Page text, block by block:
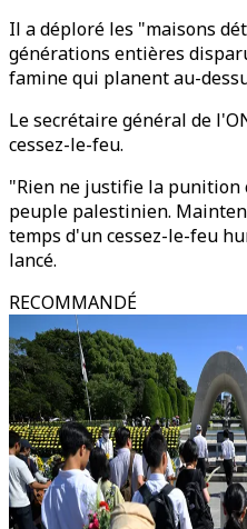
Il a déploré les "maisons
générations entières
famine qui planent au-
Le secrétaire général de
cessez-le-feu.
"Rien ne justifie la punition
peuple palestinien.
temps d'un cessez-le-feu
lancé.
RECOMMANDÉ